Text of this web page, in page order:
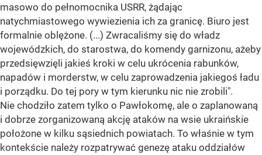
masowo do pełnomocnika USRR, żądając
natychmiastowego wywiezienia ich za granicę. Biuro jest
formalnie oblężone. (...) Zwracaliśmy się do władz
wojewódzkich, do starostwa, do komendy garnizonu, ażeby
przedsięwzięli jakieś kroki w celu ukrócenia rabunków,
napadów i morderstw, w celu zaprowadzenia jakiegoś ładu
i porządku. Do tej pory w tym kierunku nic nie zrobili".
Nie chodziło zatem tylko o Pawłokomę, ale o zaplanowaną
i dobrze zorganizowaną akcję ataków na wsie ukraińskie
położone w kilku sąsiednich powiatach. To właśnie w tym
kontekście należy rozpatrywać genezę ataku oddziałów